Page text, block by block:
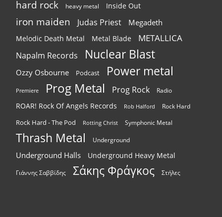
hard rock heavy metal Inside Out
iron maiden Judas Priest Megadeth
Melodic Death Metal Metal Blade METALLICA
Napalm Records Nuclear Blast
Ozzy Osbourne Podcast Power metal
Premiere Prog Metal Prog Rock Radio
ROAR! Rock Of Angels Records Rob Halford Rock Hard
Rock Hard - The Pod Rotting Christ Symphonic Metal
Thrash Metal Underground
Underground Halls Underground Heavy Metal
Γιάννης Σαββίδης Σάκης Φράγκος Στήλες